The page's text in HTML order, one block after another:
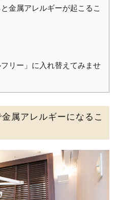
金属アレルギーが起こるこ
リー」に入れ替えてみませ
属アレルギーになるこ